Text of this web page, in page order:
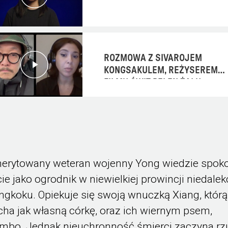
ROZMOWA Z SIVAROJEM
KONGSAKULEM, REŻYSEREM
weteran wojenny Yong wiedzie
jako ogrodnik w niewielkiej prowincji
Opiekuje się swoją wnuczką Xiang, którą
jak własną córkę, oraz ich wiernym psem,